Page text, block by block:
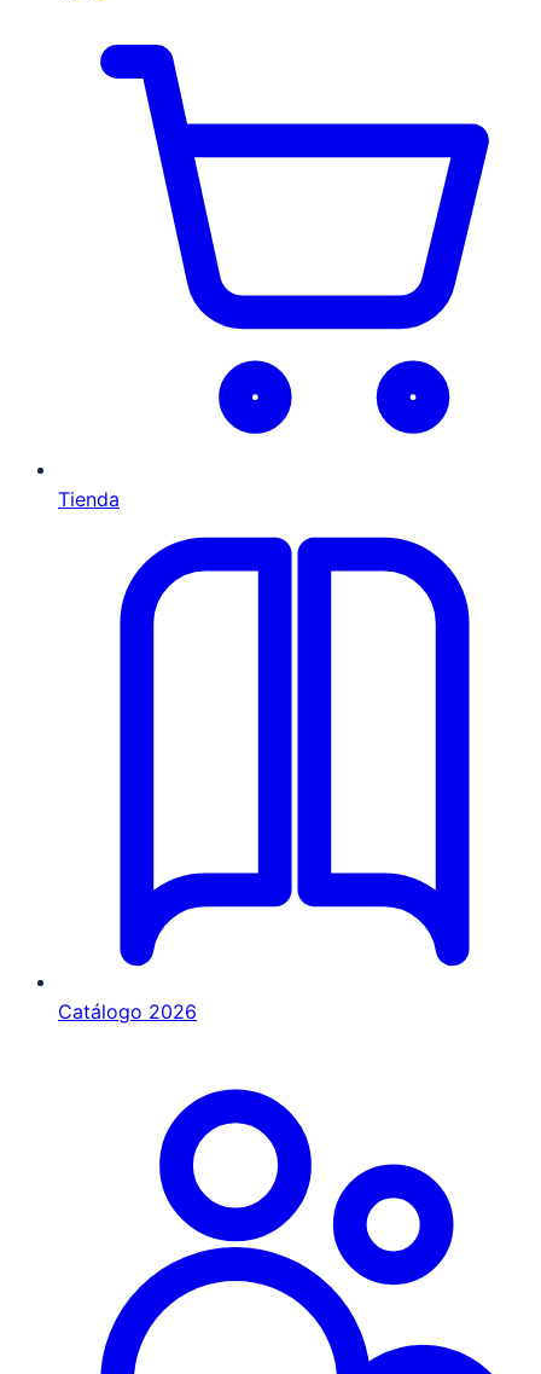
Tienda
Catálogo 2026